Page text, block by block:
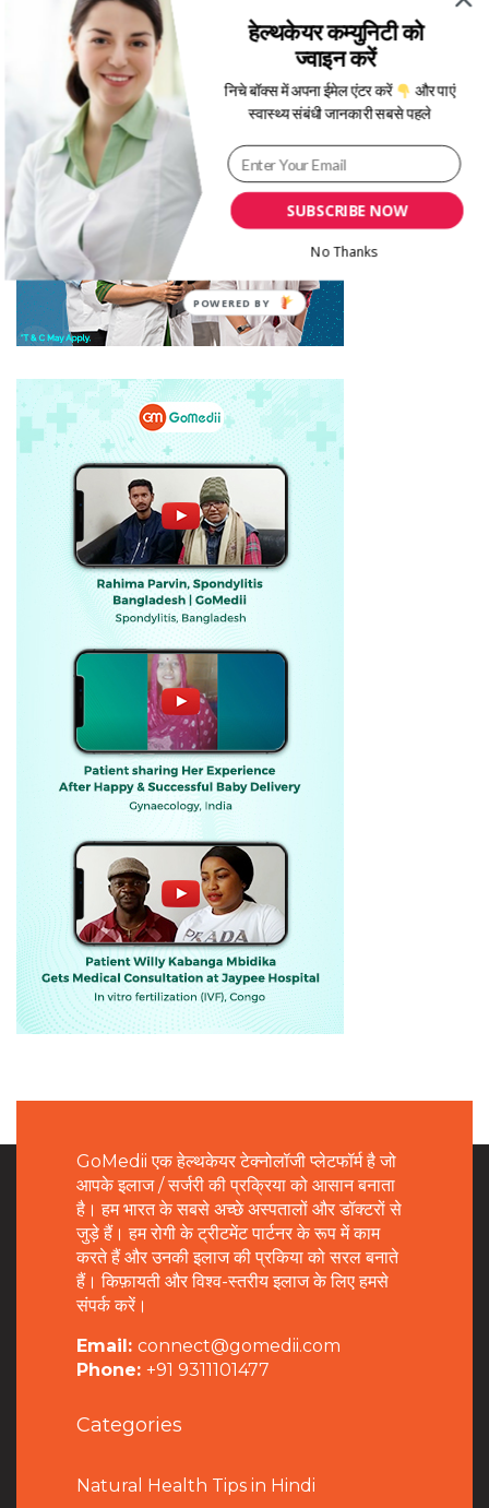
GoMedii एक हेल्थकेयर टेक्नोलॉजी प्लेटफॉर्म है जो
आपके इलाज / सर्जरी की प्रक्रिया को आसान बनाता
है। हम भारत के सबसे अच्छे अस्पतालों और डॉक्टरों से
जुड़े हैं। हम रोगी के ट्रीटमेंट पार्टनर के रूप में काम
करते हैं और उनकी इलाज की प्रकिया को सरल बनाते
हैं। किफ़ायती और विश्व-स्तरीय इलाज के लिए हमसे
संपर्क करें।
Email: connect@gomedii.com
Phone: +91 9311101477
Categories
Natural Health Tips in Hindi
SUBSCRIBE NOW
हेल्थकेयर कम्युनिटी को
ज्वाइन करें
निचे बॉक्स में अपना ईमेल एंटर करें
और पाएं
स्वास्थ्य संबंधी जानकारी सबसे पहले
No Thanks
POWERED BY